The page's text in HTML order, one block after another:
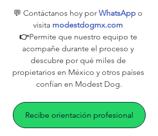
💬 Contáctanos hoy por WhatsApp o
visita modestdogmx.com
👉Permite que nuestro equipo te
acompañe durante el proceso y
descubre por qué miles de
propietarios en México y otros países
confían en Modest Dog.
Recibe orientación profesional